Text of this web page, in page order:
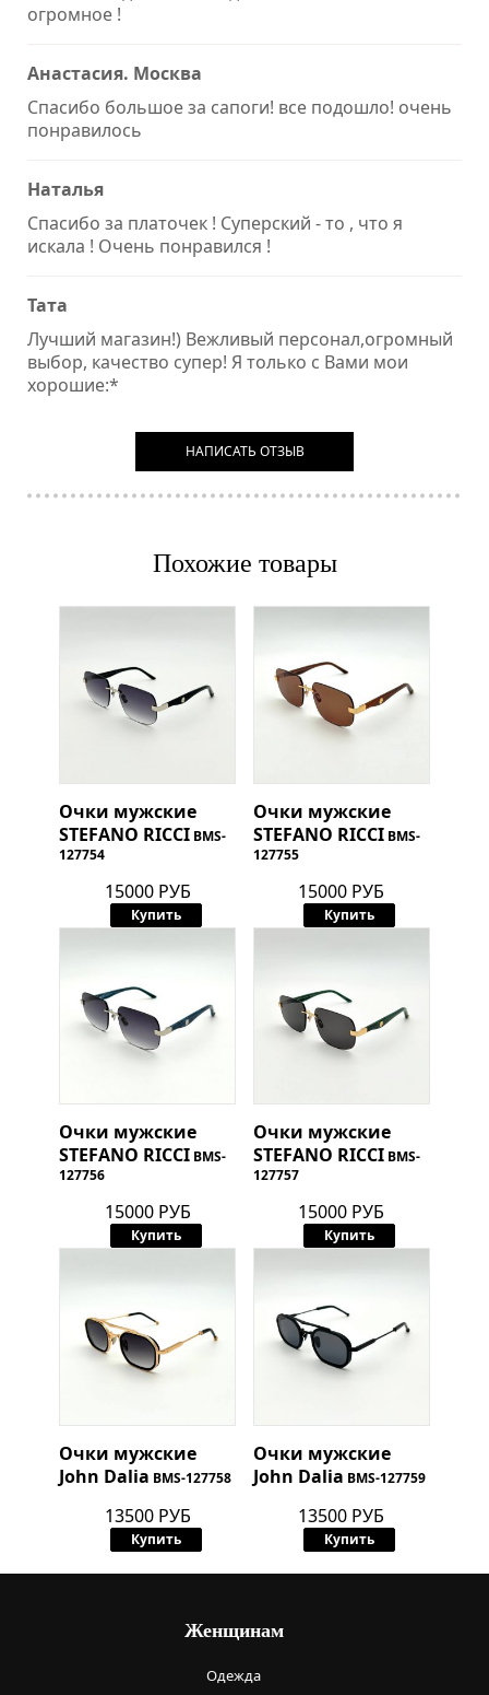
огромное !
Анастасия. Москва
Спасибо большое за сапоги! все подошло! очень
понравилось
Наталья
Спасибо за платочек ! Суперский - то , что я
искала ! Очень понравился !
Тата
Лучший магазин!) Вежливый персонал,огромный
выбор, качество супер! Я только с Вами мои
хорошие:*
НАПИСАТЬ ОТЗЫВ
Похожие товары
Очки мужские
STEFANO RICCI BMS-
127754
15000 РУБ
Купить
Очки мужские
STEFANO RICCI BMS-
127755
15000 РУБ
Купить
Очки мужские
STEFANO RICCI BMS-
127756
15000 РУБ
Купить
Очки мужские
STEFANO RICCI BMS-
127757
15000 РУБ
Купить
Очки мужские
John Dalia BMS-127758
13500 РУБ
Купить
Очки мужские
John Dalia BMS-127759
13500 РУБ
Купить
Женщинам
Одежда